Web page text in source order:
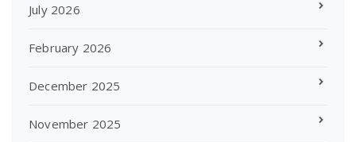
July 2026
February 2026
December 2025
November 2025